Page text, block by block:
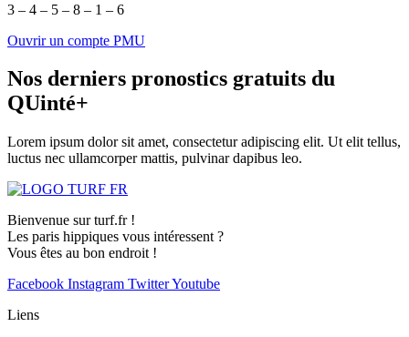
3 – 4 – 5 – 8 – 1 – 6
Ouvrir un compte PMU
Nos derniers pronostics gratuits du
QUinté+
Lorem ipsum dolor sit amet, consectetur adipiscing elit. Ut elit tellus,
luctus nec ullamcorper mattis, pulvinar dapibus leo.
Bienvenue sur turf.fr !
Les paris hippiques vous intéressent ?
Vous êtes au bon endroit !
Facebook Instagram TwitterYoutube
Liens